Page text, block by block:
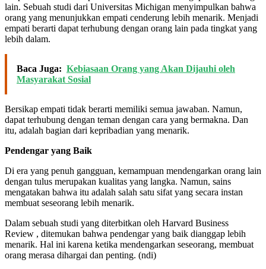
lain. Sebuah studi dari Universitas Michigan menyimpulkan bahwa
orang yang menunjukkan empati cenderung lebih menarik. Menjadi
empati berarti dapat terhubung dengan orang lain pada tingkat yang
lebih dalam.
Baca Juga: Kebiasaan Orang yang Akan Dijauhi oleh
Masyarakat Sosial
Bersikap empati tidak berarti memiliki semua jawaban. Namun,
dapat terhubung dengan teman dengan cara yang bermakna. Dan
itu, adalah bagian dari kepribadian yang menarik.
Pendengar yang Baik
Di era yang penuh gangguan, kemampuan mendengarkan orang lain
dengan tulus merupakan kualitas yang langka. Namun, sains
mengatakan bahwa itu adalah salah satu sifat yang secara instan
membuat seseorang lebih menarik.
Dalam sebuah studi yang diterbitkan oleh Harvard Business
Review , ditemukan bahwa pendengar yang baik dianggap lebih
menarik. Hal ini karena ketika mendengarkan seseorang, membuat
orang merasa dihargai dan penting. (ndi)